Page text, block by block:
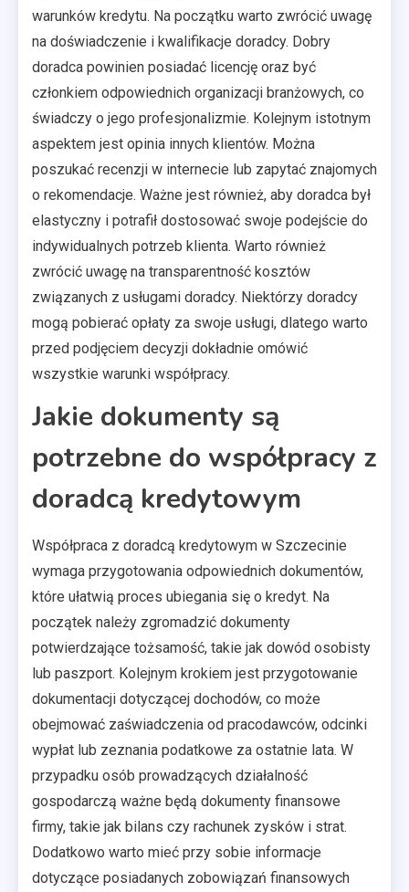
warunków kredytu. Na początku warto zwrócić uwagę
na doświadczenie i kwalifikacje doradcy. Dobry
doradca powinien posiadać licencję oraz być
członkiem odpowiednich organizacji branżowych, co
świadczy o jego profesjonalizmie. Kolejnym istotnym
aspektem jest opinia innych klientów. Można
poszukać recenzji w internecie lub zapytać znajomych
o rekomendacje. Ważne jest również, aby doradca był
elastyczny i potrafił dostosować swoje podejście do
indywidualnych potrzeb klienta. Warto również
zwrócić uwagę na transparentność kosztów
związanych z usługami doradcy. Niektórzy doradcy
mogą pobierać opłaty za swoje usługi, dlatego warto
przed podjęciem decyzji dokładnie omówić
wszystkie warunki współpracy.
Jakie dokumenty są
potrzebne do współpracy z
doradcą kredytowym
Współpraca z doradcą kredytowym w Szczecinie
wymaga przygotowania odpowiednich dokumentów,
które ułatwią proces ubiegania się o kredyt. Na
początek należy zgromadzić dokumenty
potwierdzające tożsamość, takie jak dowód osobisty
lub paszport. Kolejnym krokiem jest przygotowanie
dokumentacji dotyczącej dochodów, co może
obejmować zaświadczenia od pracodawców, odcinki
wypłat lub zeznania podatkowe za ostatnie lata. W
przypadku osób prowadzących działalność
gospodarczą ważne będą dokumenty finansowe
firmy, takie jak bilans czy rachunek zysków i strat.
Dodatkowo warto mieć przy sobie informacje
dotyczące posiadanych zobowiązań finansowych